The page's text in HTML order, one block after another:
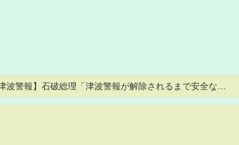
津波警報】石破総理「津波警報が解除されるまで安全な場
ーカット】 #shorts